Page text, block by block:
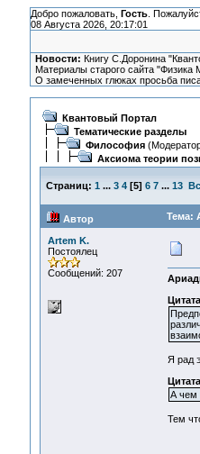
Добро пожаловать, Гость.
08 Августа 2026, 20:17:01
Новости: Книгу С.Доронина
Материалы старого сайта
О замеченных глюках просьба
Квантовый Портал
Тематические разделы
Философия
Аксиома теории
Страниц: 1 ... 3 4[5] 6 7 ... 13
Автор Тема:
Artem K.
Постоялец
Сообщений: 207
Я рад
А чем
Тем